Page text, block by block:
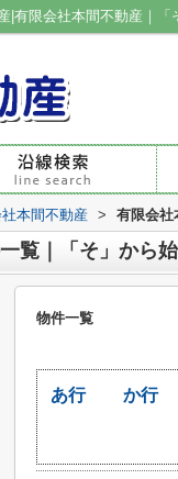
|有限会社本間不動産｜「
本間不動産 > 有限会社
覧｜「そ」から
物件一覧
あ行 か行